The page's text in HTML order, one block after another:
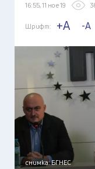
16:55, 11 ное 19
Шрифт: +A -A
снимка: БГНЕС